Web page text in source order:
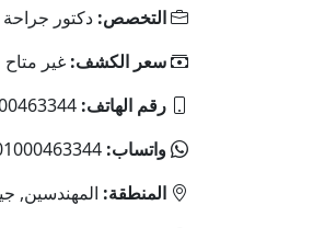
التخصص: دكتور
سعر الكشف: غير متاح
رقم الهاتف:
واتساب:
المنطقة: المهندسين,